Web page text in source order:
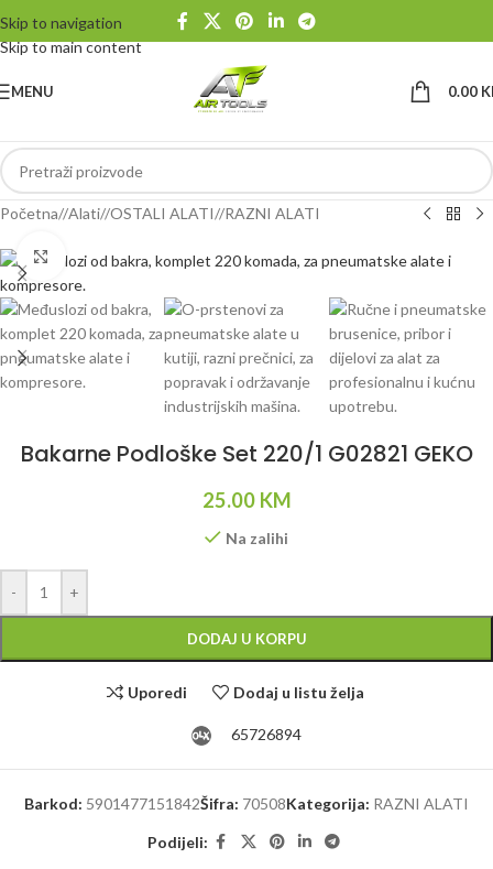
Skip to navigation
Skip to main content
MENU 0.00
Početna/ Alati/ OSTALI ALATI/ RAZNI ALATI
Klikni da uvećaš
Bakarne Podloške Set 220/1 G02821 GEKO
25.00 KM
Na zalihi
- +
DODAJ U KORPU
Uporedi Dodaj u listu želja
65726894
Barkod: 5901477151842Šifra: 70508Kategorija: RAZNI ALATI
Podijeli: